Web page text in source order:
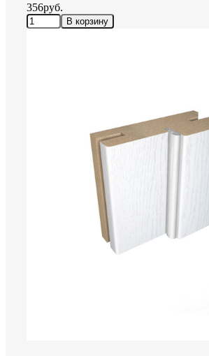
356руб.